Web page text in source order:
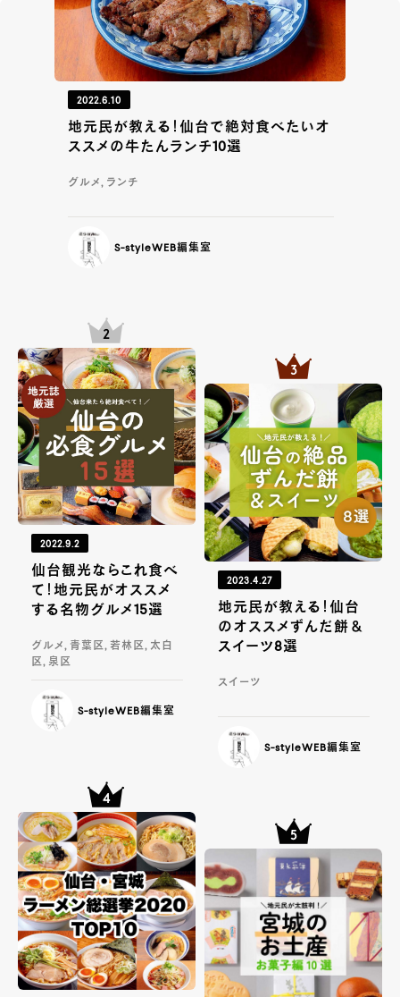
2022.6.10
地元民が教える！仙台で絶対食べたいオ
ススメの牛たんランチ10選
グルメ, ランチ
S-styleWEB編集室
2022.9.2
仙台観光ならこれ食べ
て！地元民がオススメ
する名物グルメ15選
グルメ, 青葉区, 若林区, 太白
区, 泉区
S-styleWEB編集室
2023.4.27
地元民が教える！仙台
のオススメずんだ餅＆
スイーツ8選
スイーツ
S-styleWEB編集室